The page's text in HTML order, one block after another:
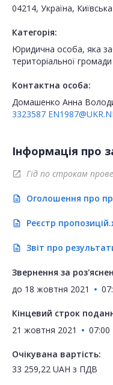
04214, Україна,
Категорія:
Юридична особа, яка
територіальної громади
Контактна особа:
Домашенко Анна
3323587
Інформація про
open_in_new Гід по строкам
description Оголошення про
description Реєстр
description Звіт про
Звернення за
до 18 жовтня 2021
Кінцевий строк
21 жовтня 2021
07:00
Очікувана вартість:
33 259,22 UAH з ПДВ